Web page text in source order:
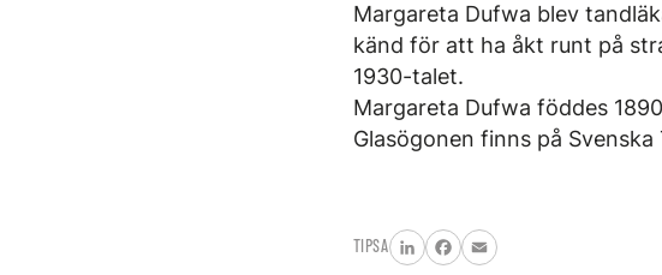
Margareta Dufwa blev
känd för att ha åkt runt på
1930-talet.
Margareta Dufwa föddes
Glasögonen finns på
TIPSA
LinkedInFacebook
Email